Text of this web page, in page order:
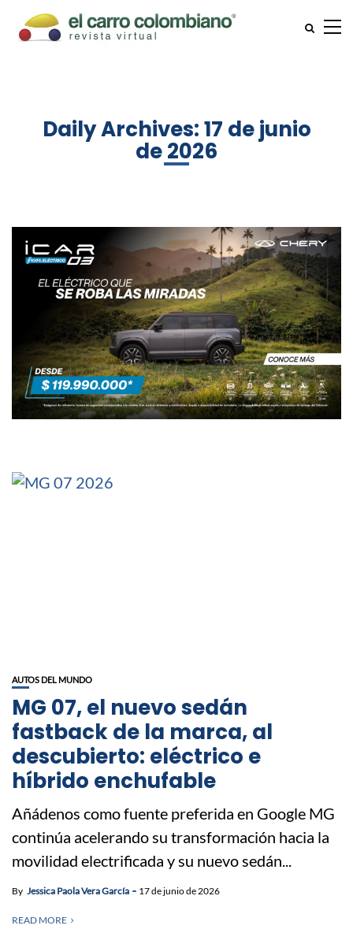
Daily Archives: 17 de junio
de 2026
AUTOS DEL MUNDO
MG 07, el nuevo sedán
fastback de la marca, al
descubierto: eléctrico e
híbrido enchufable
Añádenos como fuente preferida en Google MG
continúa acelerando su transformación hacia la
movilidad electrificada y su nuevo sedán...
By Jessica Paola Vera García 17 de junio de 2026
READ MORE